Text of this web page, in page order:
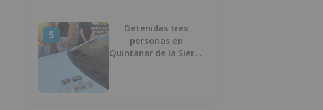
5
Detenidas tres
personas en
Quintanar de la Sierra